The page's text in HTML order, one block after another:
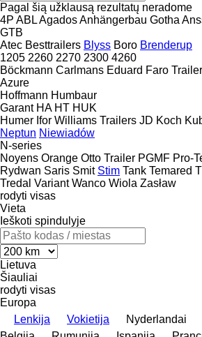
Pagal šią užklausą rezultatų neradome
4P ABLAgadosAnhängerbau Gotha
GTB
Atec Besttrailers Blyss Boro Brenderup
1205 2260 2270 2300 4260
Böckmann Carlmans Eduard Faro
Azure
Hoffmann Humbaur
Garant HA HT HUK
Humer Ifor Williams Trailers JD Koch
Neptun Niewiadów
N-series
Noyens Orange Otto Trailer PGMF Pro-
Rydwan Saris Smit Stim Tank Temared
Tredal Variant Wanco Wiola Zasław
rodyti visas
Vieta
Ieškoti spindulyje
Lietuva
Šiauliai
rodyti visas
Europa
Lenkija
Vokietija Nyderlandai